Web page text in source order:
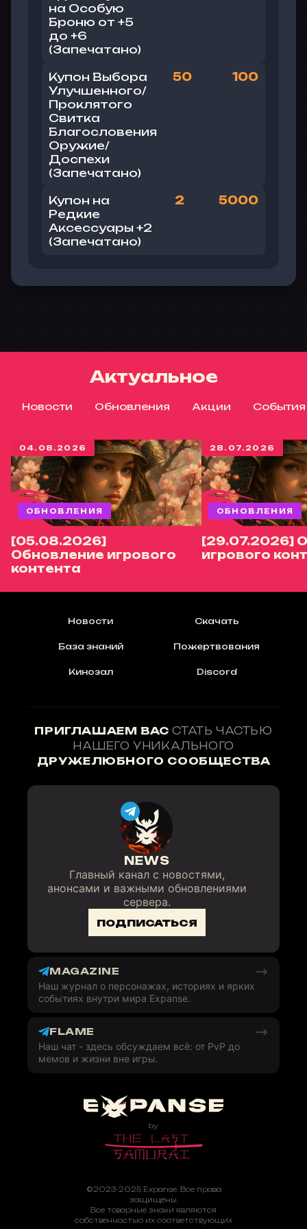
на Особую
Броню от +5
до +6
(Запечатано)
Купон Выбора
Улучшенного/
Проклятого
Свитка
Благословения
Оружие/
Доспехи
(Запечатано)
50 100
Купон на
Редкие
Аксессуары +2
(Запечатано)
2 5000
Актуальное
Новости Обновления Акции События
04.08.2026
ОБНОВЛЕНИЯ
[05.08.2026]
Обновление игрового
контента
28.07.2026
ОБНОВЛЕНИЯ
[29.07.2026]
игрового
Новости Скачать
База знаний Пожертвования
Кинозал Discord
ПРИГЛАШАЕМ ВАССТАТЬ ЧАСТЬЮ
НАШЕГО УНИКАЛЬНОГО
ДРУЖЕЛЮБНОГО СООБЩЕСТВА
NEWS
Главный канал с новостями,
анонсами и важными обновлениями
сервера.
ПОДПИСАТЬСЯ
MAGAZINE
Наш журнал о персонажах, историях и ярких
событиях внутри мира Expanse.
FLAME
Наш чат - здесь обсуждаем всё: от PvP до
мемов и жизни вне игры.
©2023-2025 Expanse. Все права
защищены.
Все товарные знаки являются
собственностью их соответствующих